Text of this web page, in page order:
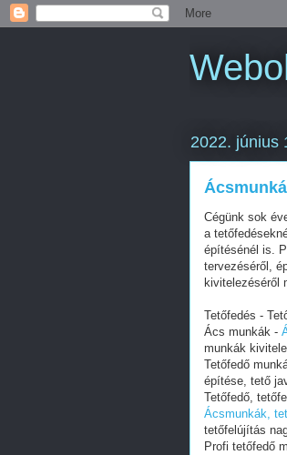
2022. június
Cégünk sok
a
építésénél is.
tervezéséről,
kivitelezéséről
Tetőfedés -
Ács munkák -
munkák
Tetőfedő
építése, tető
Tetőfedő,
Ácsmunkák,
tetőfelújítás
Profi tetőfedő